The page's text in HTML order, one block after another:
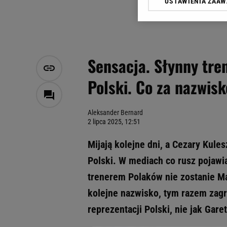
Sensacja. Słynny
Polski. Co za
Aleksander Bernard
2 lipca 2025, 12:51
Mijają kolejne dni, a Cezary
Polski. W mediach co rusz
trenerem Polaków nie zostanie
kolejne nazwisko, tym razem
reprezentacji Polski, nie jak
Klikając „Akceptuję”
Zaufanych Partnerów i
My, nasi Zaufani
Użycie dokładnych
Przechowywanie